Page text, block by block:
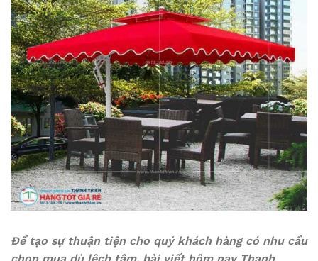
Để tạo sự thuận tiện cho quý khách hàng có nhu cầu